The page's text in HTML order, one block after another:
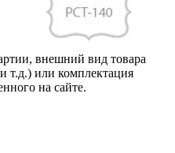
внешний вид товара
т.д.) или комплектация
на сайте.